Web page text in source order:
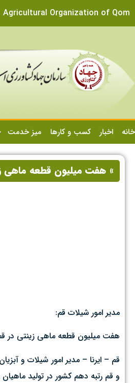
Agricultural Organization of Qom
خانه
اخبار کسب و کارها میز خدمت
» هفت میلیون قطعه ماهی
مدیر امور شیلات قم:
هفت میلیون قطعه ماهی زینتی در
و قم رتبه دهم کشور در تولید